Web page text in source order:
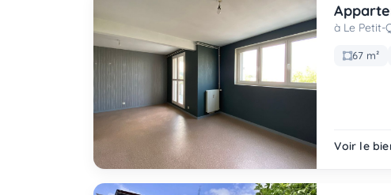
à Le Petit-
67 m²
Voir le